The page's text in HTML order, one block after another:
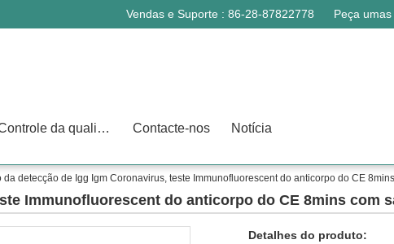
Vendas e Suporte : 86-28-87822778 Peça
Controle da qualidade Contacte-nos Notícia
da detecção de Igg Igm Coronavirus, teste Immunofluorescent do anticorpo do CE
Immunofluorescent do anticorpo do CE 8mins com
Detalhes do produto: